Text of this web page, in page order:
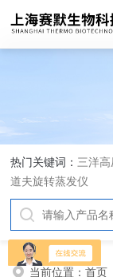
热门关键词： 三洋
道夫旋转蒸发仪
当前位置：首页